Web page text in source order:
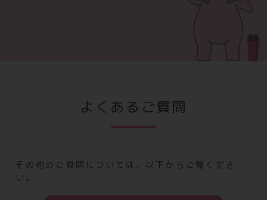
よくあるご質問
その他のご質問については、以下からご覧くださ
い。